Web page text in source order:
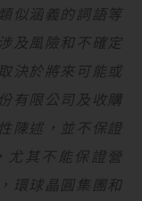
似涵義的詞語等
及風險和不確定
決於將來可能或
有限公司及收購
陳述，並不保證
尤其不能保證營
環球晶圓集團和